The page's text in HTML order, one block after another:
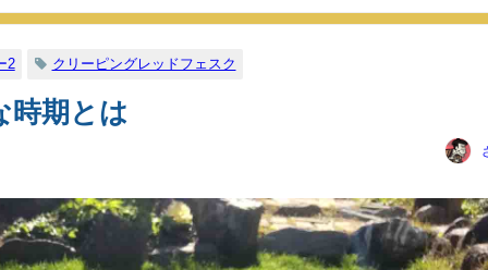
2 クリーピングレッドフェスク
時期とは